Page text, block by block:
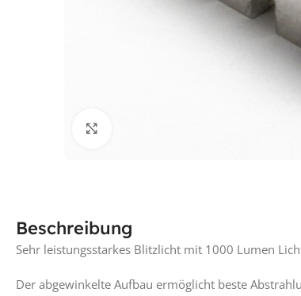
Beschreibung
Sehr leistungsstarkes Blitzlicht mit 1000 Lumen
Der abgewinkelte Aufbau ermöglicht beste